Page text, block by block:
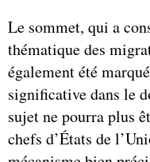
Le sommet, qui a
thématique des
également été
significative dans le
sujet ne pourra plus
chefs d’États de